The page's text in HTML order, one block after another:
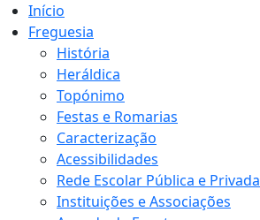
Início
Freguesia
História
Heráldica
Topónimo
Festas e Romarias
Caracterização
Acessibilidades
Rede Escolar Pública e Privada
Instituições e Associações